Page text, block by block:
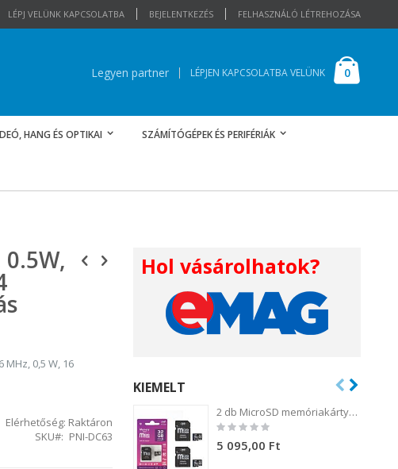
LÉPJ VELÜNK KAPCSOLATBA BEJELENTKEZÉS FELHASZNÁLÓ LÉTREHOZÁSA
0elemek
Legyen partner LÉPJEN KAPCSOLATBA VELÜNK
HANG ÉS OPTIKAI SZÁMÍTÓGÉPEK ÉS PERIFÉRIÁK
0,5 W, 16
Elérhetőség: Raktáron
SKU
PNI-DC63
Hol vásárolhatok?
KIEMELT
2 db MicroSD memóriakártya csomag, PNI 32GB Class 10, 80 Mb/s, V30, SD adapterekkel
Rating:
0%
5 095,00 Ft